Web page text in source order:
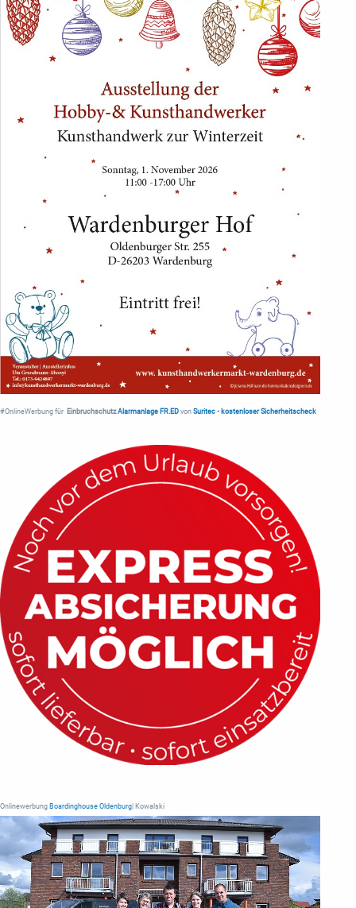
#OnlineWerbung für Einbruchschutz Alarmanlage FR.ED von Suritec • kostenloser Sicherheitscheck
Onlinewerbung Boardinghouse Oldenburg | Kowalski